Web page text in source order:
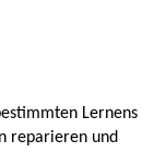
Lernens
reparieren und